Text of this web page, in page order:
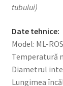
tubului)
Date tehnice:
Model: ML-
Temperatură
Diametrul
Lungimea